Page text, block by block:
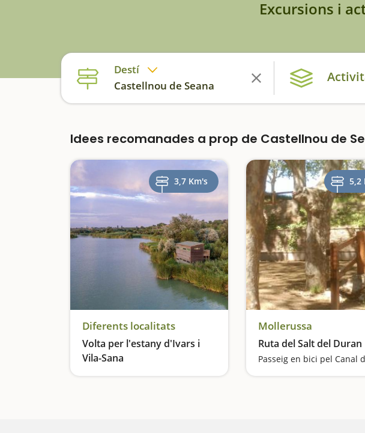
Excursions i
Destí
Castellnou de Seana
Idees recomanades a prop de Castellnou de
3,7 Km's
Diferents localitats
Volta per l'estany d'Ivars i
Vila-Sana
Descobrim un espai humit que ens sorprendrà
5,2
Mollerussa
Ruta del Salt del Duran
Passeig en bici pel Canal